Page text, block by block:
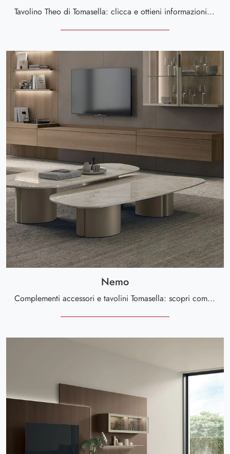
Tavolino Theo di Tomasella: clicca e ottieni informazioni sui Complementi e tavolini design in melaminico del noto e conosciuto brand!
Nemo
Complementi accessori e tavolini Tomasella: scopri come impreziosire i tuoi locali design con il modello Nemo.